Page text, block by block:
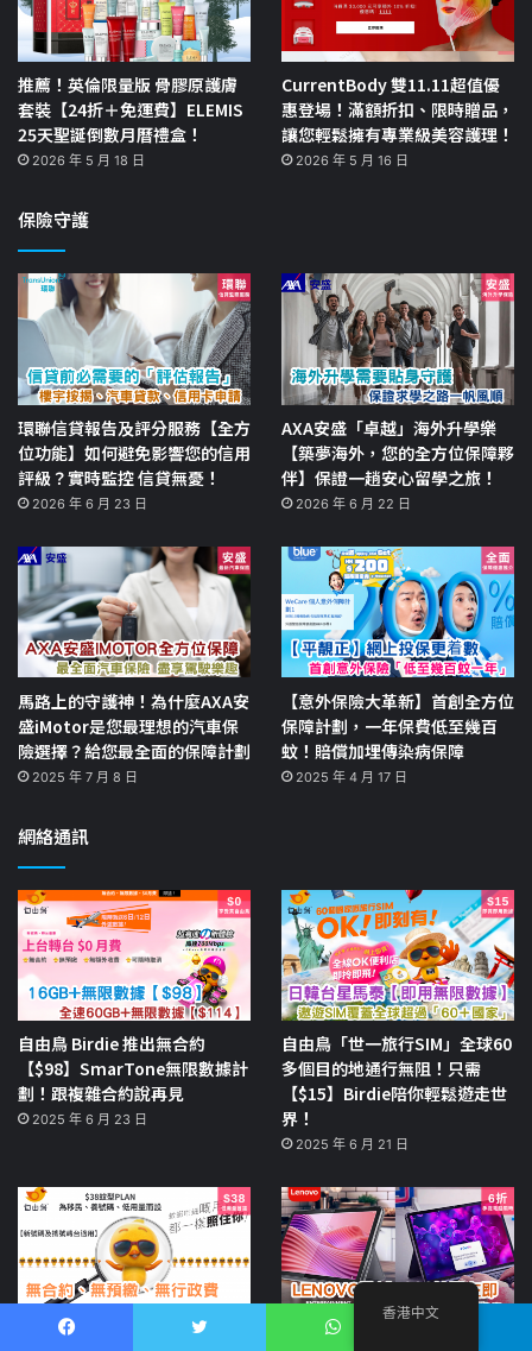
推薦！英倫限量版 骨膠原護膚
套裝【24折＋免運費】ELEMIS
25天聖誕倒數月曆禮盒！
2026 年 5 月 18 日
CurrentBody 雙11.11超值優
惠登場！滿額折扣、限時贈品，
讓您輕鬆擁有專業級美容護理！
2026 年 5 月 16 日
保險守護
環聯信貸報告及評分服務【全方
位功能】如何避免影響您的信用
評級？實時監控 信貸無憂！
2026 年 6 月 23 日
AXA安盛「卓越」海外升學樂
【築夢海外，您的全方位保障夥
伴】保證一趟安心留學之旅！
2026 年 6 月 22 日
馬路上的守護神！為什麼AXA安
盛iMotor是您最理想的汽車保
險選擇？給您最全面的保障計劃
2025 年 7 月 8 日
【意外保險大革新】首創全方位
保障計劃，一年保費低至幾百
蚊！賠償加埋傳染病保障
2025 年 4 月 17 日
網絡通訊
自由鳥 Birdie 推出無合約
【$98】SmarTone無限數據計
劃！跟複雜合約說再見
2025 年 6 月 23 日
自由鳥「世一旅行SIM」全球60
多個目的地通行無阻！只需
【$15】Birdie陪你輕鬆遊走世
界！
2025 年 6 月 21 日
自由鳥 Birdie「養」號碼計劃 Lenovo【震撼價】Legion、
香港中文